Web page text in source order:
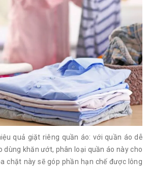
quả giặt riêng quần áo: với quần áo dễ
dùng khăn ướt, phân loại quần áo này cho
chặt này sẽ góp phần hạn chế được lông